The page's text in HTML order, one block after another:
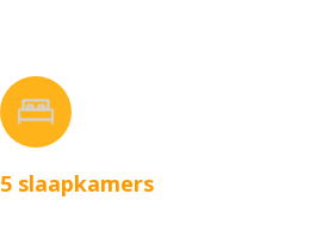
5 slaapkamers